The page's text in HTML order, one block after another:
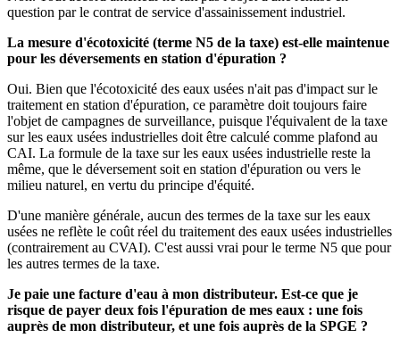
question par le contrat de service d'assainissement industriel.
La mesure d'écotoxicité (terme N5 de la taxe) est-elle maintenue
pour les déversements en station d'épuration ?
Oui. Bien que l'écotoxicité des eaux usées n'ait pas d'impact sur le
traitement en station d'épuration, ce paramètre doit toujours faire
l'objet de campagnes de surveillance, puisque l'équivalent de la taxe
sur les eaux usées industrielles doit être calculé comme plafond au
CAI. La formule de la taxe sur les eaux usées industrielle reste la
même, que le déversement soit en station d'épuration ou vers le
milieu naturel, en vertu du principe d'équité.
D'une manière générale, aucun des termes de la taxe sur les eaux
usées ne reflète le coût réel du traitement des eaux usées industrielles
(contrairement au CVAI). C'est aussi vrai pour le terme N5 que pour
les autres termes de la taxe.
Je paie une facture d'eau à mon distributeur. Est-ce que je
risque de payer deux fois l'épuration de mes eaux : une fois
auprès de mon distributeur, et une fois auprès de la SPGE ?